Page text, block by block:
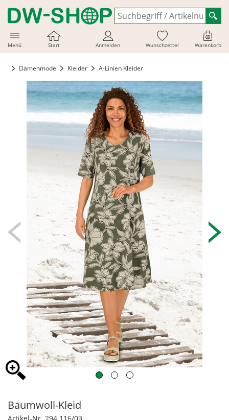
Menü Start Anmelden Wunschzettel Warenkorb
Damenmode Kleider A-Linien Kleider
Baumwoll-Kleid